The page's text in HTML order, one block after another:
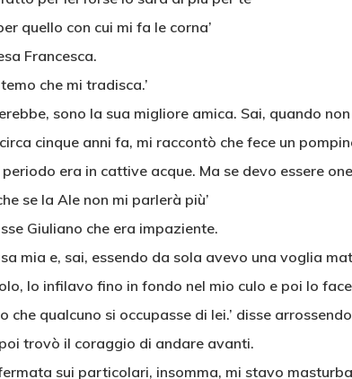
quello con cui mi fa le corna’
Francesca.
che mi tradisca.’
sono la sua migliore amica. Sai, quando
cinque anni fa, mi raccontò che fece un
era in cattive acque. Ma se devo essere
se la Ale non mi parlerà più’
Giuliano che era impaziente.
mia e, sai, essendo da sola avevo una voglia
lo infilavo fino in fondo nel mio culo e poi lo
qualcuno si occupasse di lei.’ disse
trovò il coraggio di andare avanti.
sui particolari, insomma, mi stavo